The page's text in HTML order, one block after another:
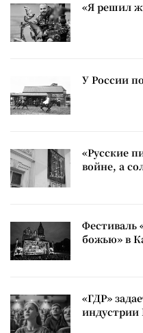
«Я решил
У России
«Русские
войне, а
Фестиваль
божью» в
«ГДР»
индустрии